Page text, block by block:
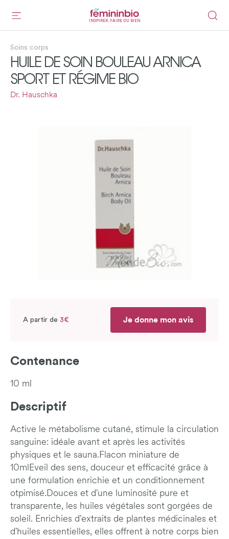
INSPIRER, FAIRE DU BIEN
Soins corps
HUILE DE SOIN BOULEAU ARNICA
SPORT ET RÉGIME BIO
Dr. Hauschka
A partir de 3€ Je donne mon avis
Contenance
10 ml
Descriptif
Active le métabolisme cutané, stimule la circulation
sanguine: idéale avant et après les activités
physiques et le sauna.Flacon miniature de
10mlEveil des sens, douceur et efficacité grâce à
une formulation enrichie et un conditionnement
otpimisé.Douces et d'une luminosité pure et
transparente, les huiles végétales sont gorgées de
soleil. Enrichies d'extraits de plantes médicinales et
d'huiles essentielles, elles offrent à notre corps bien